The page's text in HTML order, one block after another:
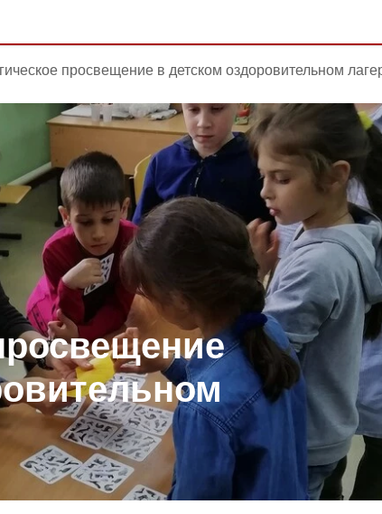
просвещение в детском оздоровительном